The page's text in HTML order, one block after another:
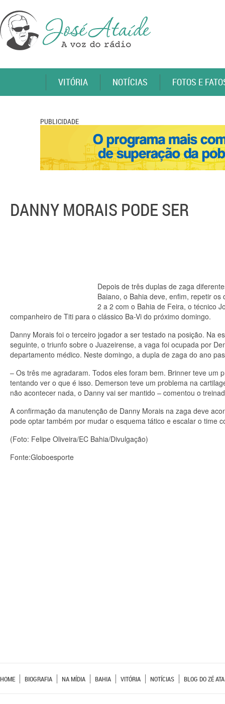
VITÓRIA NOTÍCIAS FOTOS E
PUBLICIDADE
DANNY MORAIS PODE SER
Depois de três duplas de zaga
Baiano, o Bahia deve, enfim, repetir
2 a 2 com o Bahia de Feira, o técnico
companheiro de Titi para o clássico Ba-Vi do próximo domingo.
Danny Morais foi o terceiro jogador a ser testado na posição. Na
seguinte, o triunfo sobre o Juazeirense, a vaga foi ocupada por
departamento médico. Neste domingo, a dupla de zaga do ano
– Os três me agradaram. Todos eles foram bem. Brinner teve
tentando ver o que é isso. Demerson teve um problema na
não acontecer nada, o Danny vai ser mantido – comentou o
A confirmação da manutenção de Danny Morais na zaga deve
pode optar também por mudar o esquema tático e escalar o time
(Foto: Felipe Oliveira/EC Bahia/Divulgação)
Fonte:Globoesporte
HOME BIOGRAFIA NA MÍDIA BAHIA VITÓRIA NOTÍCIAS BLOG DO ZÉ